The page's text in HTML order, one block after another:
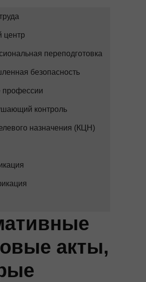
центр
переподготовка
безопасность
профессии
контроль
назначения (КЦН)
акты,